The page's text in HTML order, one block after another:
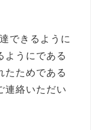
できるように
ようにである
たためである
連絡いただい